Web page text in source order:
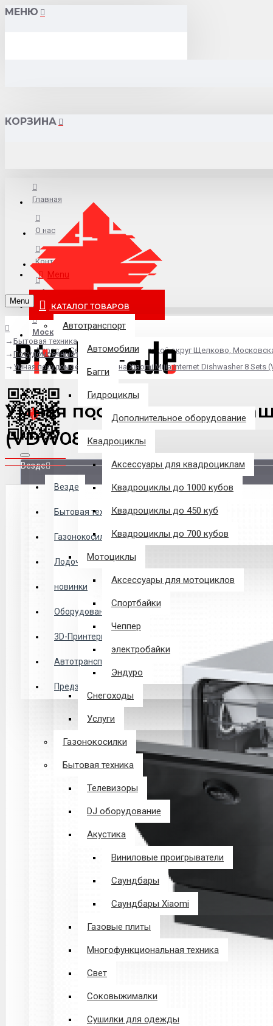
МЕНЮ
КОРЗИНА
Главная
О нас
Контакты
info@pixel-trade.ru
Москва
Адрес: д.Серково, вл1А, городской округ Щелково,
Везде
Везде
Бытовая техника
Газонокосилки
Лодочные Моторы
новинки
Оборудование
3D-Принтеры
Автотранспорт
Предзаказ из Китая
Филиалы
Закладки
0 товар(ов) - 0 р.
В корзине пусто!
Menu
КАТАЛОГ ТОВАРОВ
Автотранспорт
Автомобили
Багги
Гидроциклы
Дополнительное оборудование
Квадроциклы
Аксессуары для квадроциклам
Квадроциклы до 1000 кубов
Квадроциклы до 450 куб
Квадроциклы до 700 кубов
Мотоциклы
Аксессуары для мотоциклов
Спортбайки
Чеппер
электробайки
Эндуро
Снегоходы
Услуги
Газонокосилки
Бытовая техника
Телевизоры
DJ оборудование
Акустика
Виниловые проигрыватели
Саундбары
Саундбары Xiaomi
Газовые плиты
Многофункциональная техника
Свет
Соковыжималки
Сушилки для одежды
Menu
Бытовая техника
Посудомоечные машины
Умная посудомоечная машина Xiaomi Mijia Internet Dishwasher 8 Sets
Умная посудомоечная
(VDW0801M)